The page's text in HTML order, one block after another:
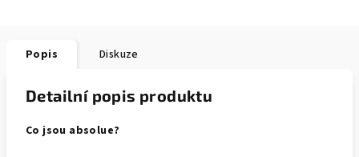
Popis Diskuze
Detailní popis produktu
Co jsou absolue?